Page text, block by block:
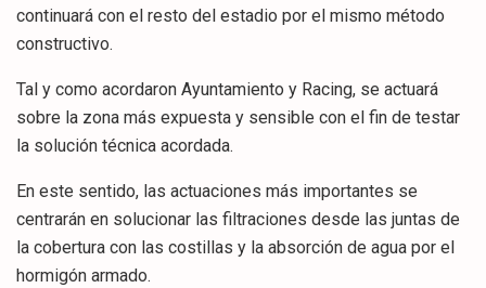
continuará con el resto del estadio por el mismo método
constructivo.
Tal y como acordaron Ayuntamiento y Racing, se actuará
sobre la zona más expuesta y sensible con el fin de testar
la solución técnica acordada.
En este sentido, las actuaciones más importantes se
centrarán en solucionar las filtraciones desde las juntas de
la cobertura con las costillas y la absorción de agua por el
hormigón armado.